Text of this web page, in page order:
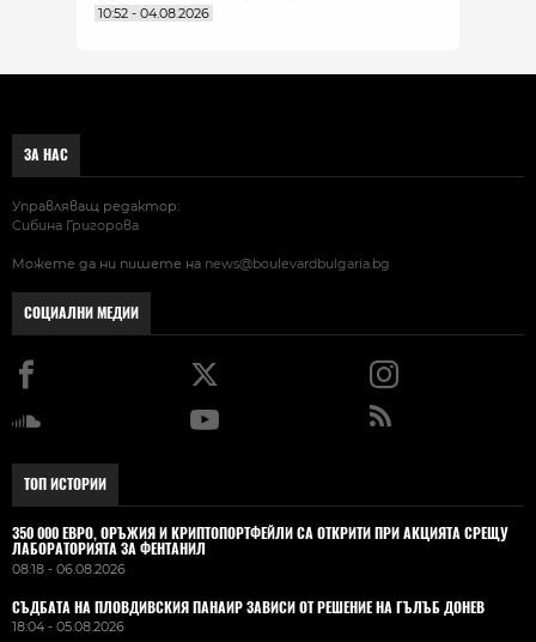
10:52 - 04.08.2026
ЗА НАС
Управляващ редактор:
Сибина Григорова
Можете да ни пишете на news@boulevardbulgaria.bg
СОЦИАЛНИ МЕДИИ
ТОП ИСТОРИИ
350 000 ЕВРО, ОРЪЖИЯ И КРИПТОПОРТФЕЙЛИ СА ОТКРИТИ ПРИ АКЦИЯТА СРЕЩУ
ЛАБОРАТОРИЯТА ЗА ФЕНТАНИЛ
08:18 - 06.08.2026
СЪДБАТА НА ПЛОВДИВСКИЯ ПАНАИР ЗАВИСИ ОТ РЕШЕНИЕ НА ГЪЛЪБ ДОНЕВ
18:04 - 05.08.2026